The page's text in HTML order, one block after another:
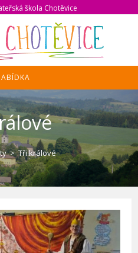
škola Chotěvice
> Tři králové